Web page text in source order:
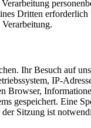
Dritten
Ihr Besuch auf
IP-
gespeichert. Eine
Sitzung ist